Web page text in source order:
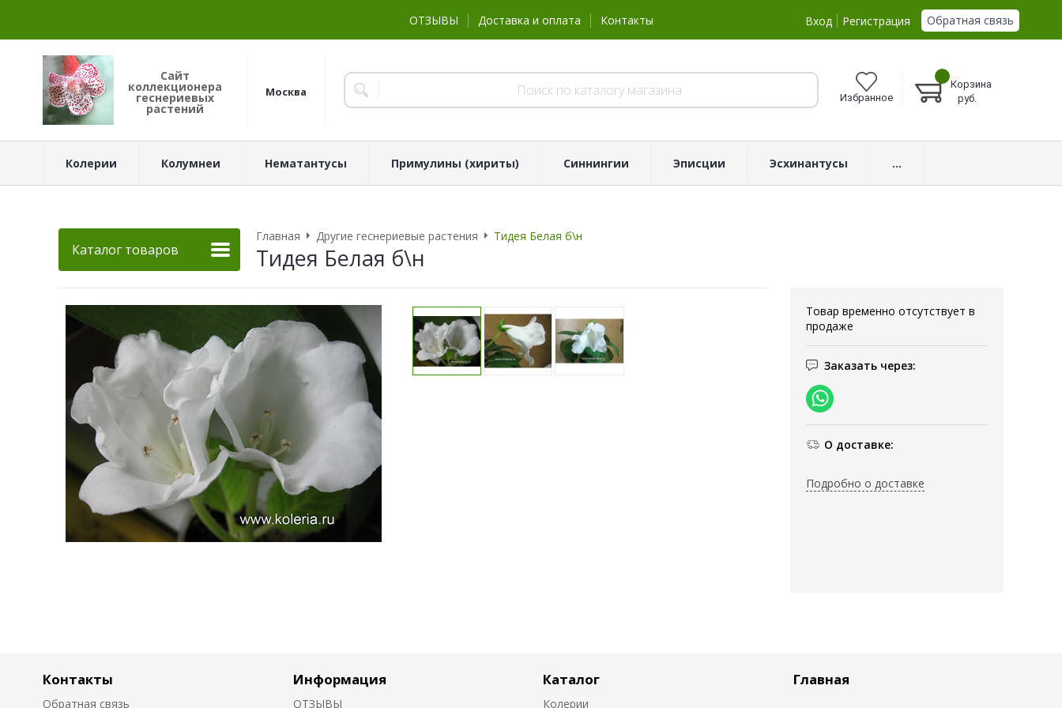
ОТЗЫВЫ Доставка и оплата Контакты Вход Регистрация Обратная связь
Сайт
коллекционера
геснериевых
растений
Москва Избранное
Корзина
руб.
Колерии Колумнеи Нематантусы Примулины (хириты) Синнингии Эписции Эсхинантусы ...
Каталог товаров
Главная Другие геснериевые растения Тидея Белая б\н
Тидея Белая б\н
Товар временно отсутствует в
продаже
Заказать через:
О доставке:
Подробно о доставке
Контакты
Обратная связь
Информация
ОТЗЫВЫ
Каталог
Колерии
Главная